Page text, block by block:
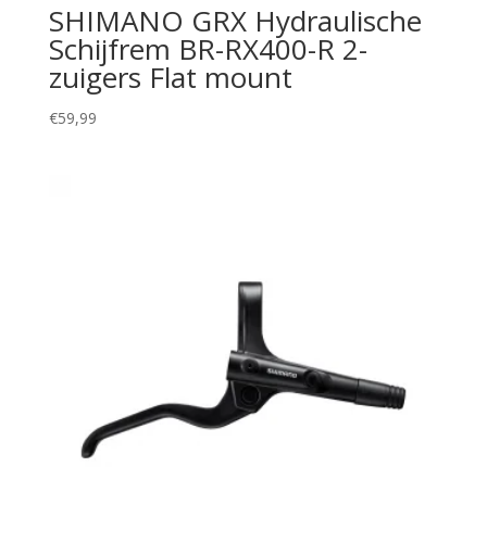
SHIMANO GRX Hydraulische
Schijfrem BR-RX400-R 2-
zuigers Flat mount
€59,99